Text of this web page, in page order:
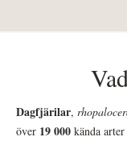
Dagfjärilar,
över 19 000 kända